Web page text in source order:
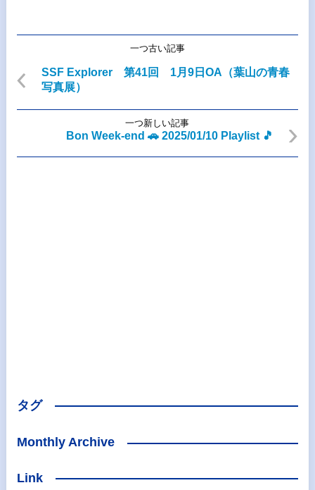
一つ古い記事
SSF Explorer 第41回 1月9日OA（葉山の青春
写真展）
一つ新しい記事
Bon Week-end 🚗 2025/01/10 Playlist 🎵
タグ
Monthly Archive
Link